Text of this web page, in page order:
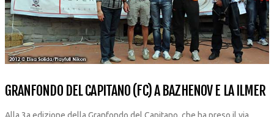
GRANFONDO DEL CAPITANO (FC) A BAZHENOV E LA ILMER